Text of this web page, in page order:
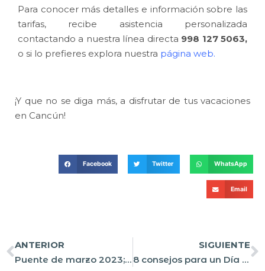
Para conocer más detalles e información sobre las
tarifas, recibe asistencia personalizada
contactando a nuestra línea directa 998 127 5063,
o si lo prefieres explora nuestra página web.
¡Y que no se diga más, a disfrutar de tus vacaciones
en Cancún!
Facebook Twitter WhatsApp
Email
ANTERIOR
Puente de marzo 2023; 6 ideas para divertirte al máximo
SIGUIENTE
8 consejos para un Día de las madres inolvidable